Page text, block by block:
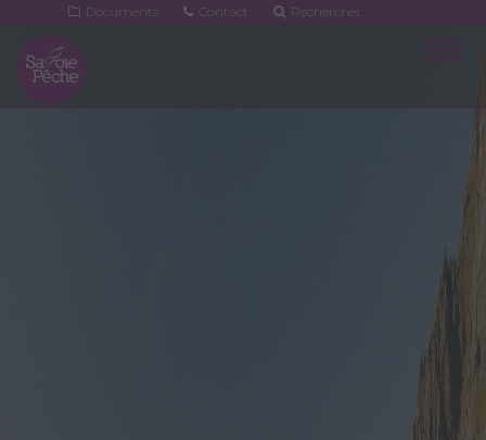
contenu
principal
Documents Contact Rechercher